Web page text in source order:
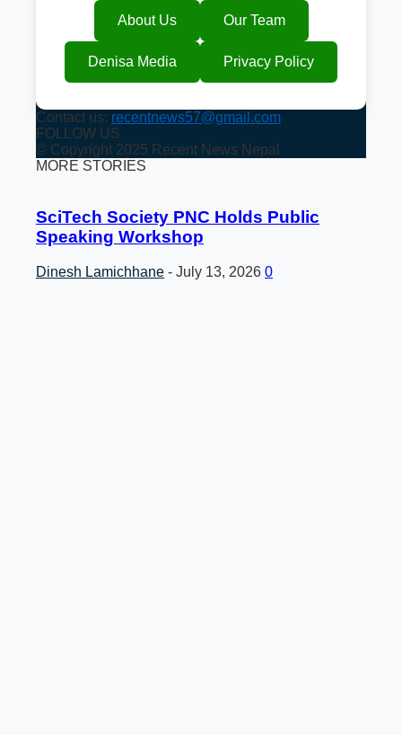
About Us Our Team
Denisa Media Privacy Policy
Contact us: recentnews57@gmail.com
FOLLOW US
© Copyright 2025 Recent News Nepal
MORE STORIES
SciTech Society PNC Holds Public
Speaking Workshop
Dinesh Lamichhane - July 13, 2026 0